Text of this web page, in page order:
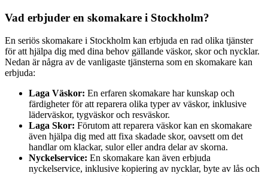
Vad erbjuder en skomakare i Stockholm?
En seriös skomakare i Stockholm kan erbjuda en rad olika tjänster
för att hjälpa dig med dina behov gällande väskor, skor och nycklar.
Nedan är några av de vanligaste tjänsterna som en skomakare kan
erbjuda:
Laga Väskor: En erfaren skomakare har kunskap och
färdigheter för att reparera olika typer av väskor, inklusive
läderväskor, tygväskor och resväskor.
Laga Skor: Förutom att reparera väskor kan en skomakare
även hjälpa dig med att fixa skadade skor, oavsett om det
handlar om klackar, sulor eller andra delar av skorna.
Nyckelservice: En skomakare kan även erbjuda
nyckelservice, inklusive kopiering av nycklar, byte av lås och